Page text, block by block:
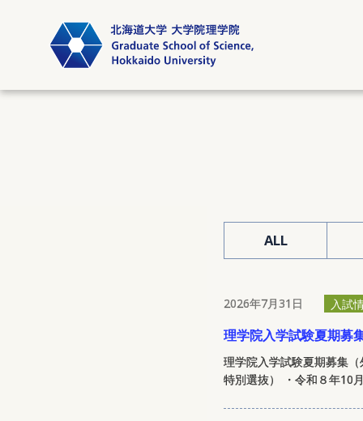
ALL
2026年7月31日 入試
理学院入学試験夏期募
理学院入学試験夏期募集
特別選抜） ・令和８年10